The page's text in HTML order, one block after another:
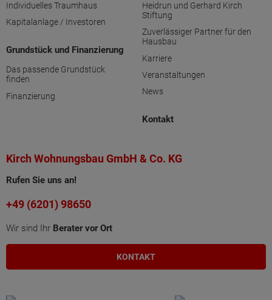
Individuelles Traumhaus
Kapitalanlage / Investoren
Grundstück und Finanzierung
Das passende Grundstück
finden
Finanzierung
Heidrun und Gerhard Kirch
Stiftung
Zuverlässiger Partner für den
Hausbau
Karriere
Veranstaltungen
News
Kontakt
Kirch Wohnungsbau GmbH & Co. KG
Rufen Sie uns an!
+49 (6201) 98650
Wir sind Ihr Berater vor Ort
KONTAKT